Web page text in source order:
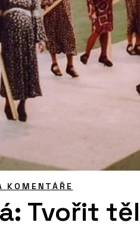
KOMENTÁŘE
Tvořit